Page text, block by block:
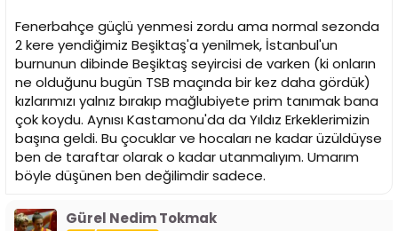
Fenerbahçe güçlü yenmesi zordu ama normal sezonda
2 kere yendiğimiz Beşiktaş'a yenilmek, İstanbul'un
burnunun dibinde Beşiktaş seyircisi de varken (ki onların
ne olduğunu bugün TSB maçında bir kez daha gördük)
kızlarımızı yalnız bırakıp mağlubiyete prim tanımak bana
çok koydu. Aynısı Kastamonu'da da Yıldız Erkeklerimizin
başına geldi. Bu çocuklar ve hocaları ne kadar üzüldüyse
ben de taraftar olarak o kadar utanmalıyım. Umarım
böyle düşünen ben değilimdir sadece.
Gürel Nedim Tokmak